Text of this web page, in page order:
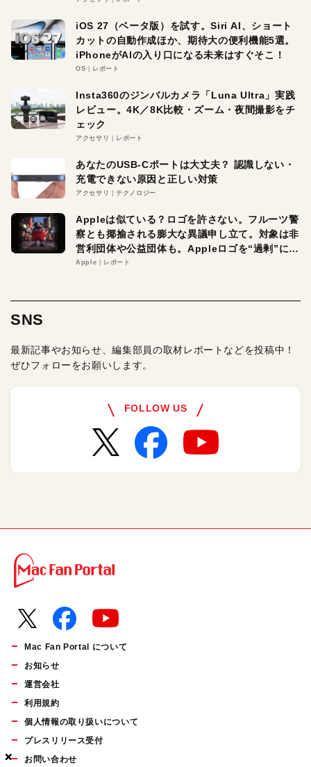
×
×
×
iOS 27（ベータ版）を試す。Siri AI、ショート
カットの自動作成ほか、期待大の便利機能5選。
iPhoneがAIの入り口になる未来はすぐそこ！
OS レポート
Insta360のジンバルカメラ「Luna Ultra」実践
レビュー。4K／8K比較・ズーム・夜間撮影をチ
ェック
アクセサリ レポート
あなたのUSB-Cポートは大丈夫？ 認識しない・
充電できない原因と正しい対策
アクセサリ テクノロジー
Appleは似ている？ロゴを許さない。フルーツ警
察とも揶揄される膨大な異議申し立て。対象は非
営利団体や公益団体も。Appleロゴを“過剰”に守
る理由とは
Apple レポート
SNS
最新記事やお知らせ、編集部員の取材レポートなどを投稿中！
ぜひフォローをお願いします。
FOLLOW US
Mac Fan Portal について
お知らせ
運営会社
利用規約
個人情報の取り扱いについて
プレスリリース受付
お問い合わせ